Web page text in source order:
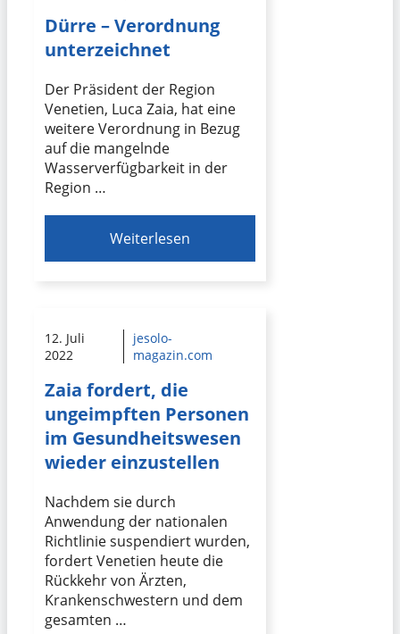
Dürre – Verordnung
unterzeichnet
Der Präsident der Region
Venetien, Luca Zaia, hat eine
weitere Verordnung in Bezug
auf die mangelnde
Wasserverfügbarkeit in der
Region …
Weiterlesen
12. Juli
2022
jesolo-
magazin.com
Zaia fordert, die
ungeimpften Personen
im Gesundheitswesen
wieder einzustellen
Nachdem sie durch
Anwendung der nationalen
Richtlinie suspendiert wurden,
fordert Venetien heute die
Rückkehr von Ärzten,
Krankenschwestern und dem
gesamten …